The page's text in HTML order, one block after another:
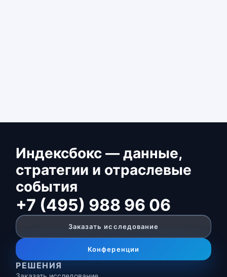
Индексбокс — данные,
стратегии и отраслевые
события
+7 (495) 988 96 06
Заказать исследование
Конференции
РЕШЕНИЯ